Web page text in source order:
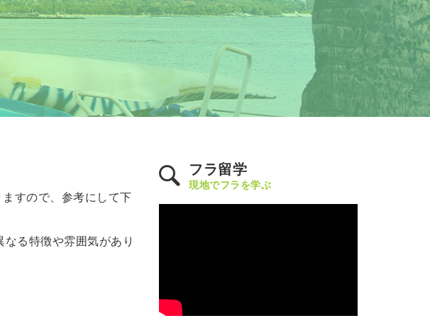
すので、参考にして下
る特徴や雰囲気があり
フラ留学
現地でフラを学ぶ